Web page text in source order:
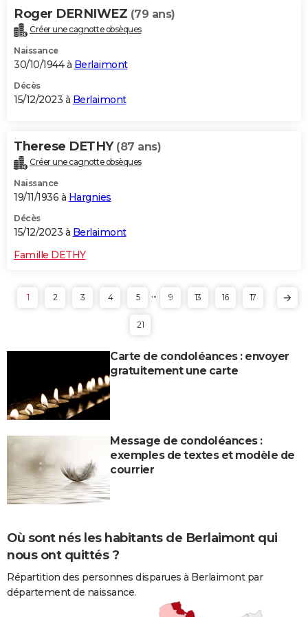
Roger DERNIWEZ (79 ans)
Créer une cagnotte obsèques
Naissance
30/10/1944 à Berlaimont
Décès
15/12/2023 à Berlaimont
Therese DETHY (87 ans)
Créer une cagnotte obsèques
Naissance
19/11/1936 à Hargnies
Décès
15/12/2023 à Berlaimont
Famille DETHY
1 2 3 4 5 ... 9 13 16 17
21
Carte de condoléances : envoyer
gratuitement une carte
Message de condoléances :
exemples de textes et modèle de
courrier
Où sont nés les habitants de Berlaimont qui
nous ont quittés ?
Répartition des personnes disparues à Berlaimont par
département de naissance.